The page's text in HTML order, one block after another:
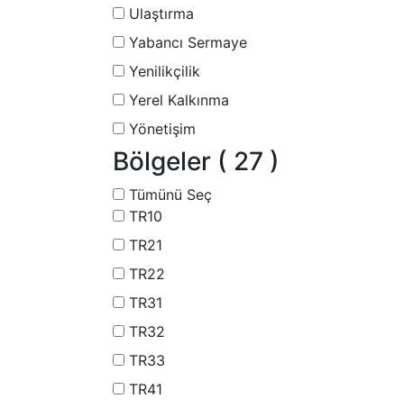
Ulaştırma
Yabancı Sermaye
Yenilikçilik
Yerel Kalkınma
Yönetişim
Bölgeler ( 27 )
Tümünü Seç
TR10
TR21
TR22
TR31
TR32
TR33
TR41